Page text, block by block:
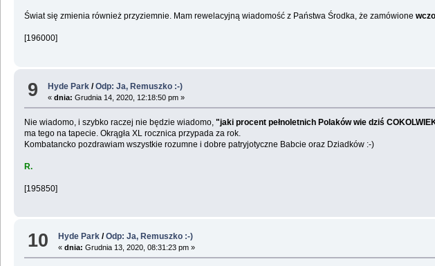
Świat się zmienia również przyziemnie. Mam rewelacyjną wiadomość z Państwa Środka, że zamówione
[196000]
9 Hyde Park /Odp: Ja, Remuszko :-)
«dnia: Grudnia 14, 2020, 12:18:50 pm »
Nie wiadomo, i szybko raczej nie będzie wiadomo, "jaki procent pełnoletnich Polaków wie dziś
ma tego na tapecie. Okrągła XL rocznica przypada za rok.
Kombatancko pozdrawiam wszystkie rozumne i dobre patryjotyczne Babcie oraz Dziadków :-)
R.
[195850]
10 Hyde Park /Odp: Ja, Remuszko :-)
«dnia: Grudnia 13, 2020, 08:31:23 pm »